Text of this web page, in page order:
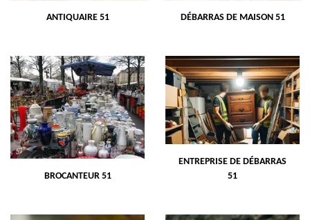
ANTIQUAIRE 51 DÉBARRAS DE MAISON 51
BROCANTEUR 51
ENTREPRISE DE DÉBARRAS
51